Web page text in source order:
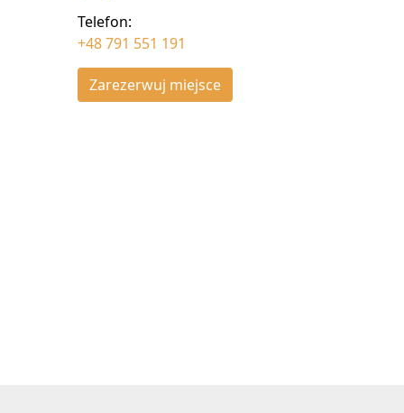
Telefon:
+48 791 551 191
Zarezerwuj miejsce